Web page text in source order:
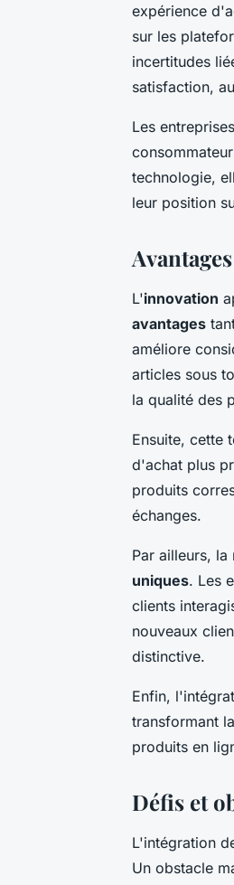
expérience
sur les
incertitudes
satisfaction,
Les
technologie,
leur position
L'innovation
avantages
améliore
articles sous
la qualité des
Ensuite, cette
d'achat plus
produits
échanges.
Par ailleurs,
uniques. Les
clients
nouveaux
distinctive.
Enfin,
transformant
produits en
Défis et
L'intégration
Un obstacle